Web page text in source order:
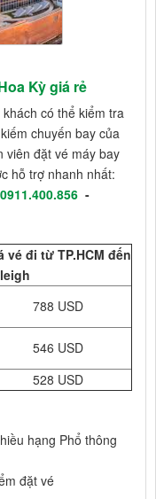
Kỳ giá rẻ
có thể kiểm tra
chuyến bay của
viên đặt vé máy bay
hỗ trợ nhanh nhất:
0911.400.856 -
vé đi từ TP.HCM đến
788 USD
546 USD
528 USD
hạng Phổ thông
đặt vé